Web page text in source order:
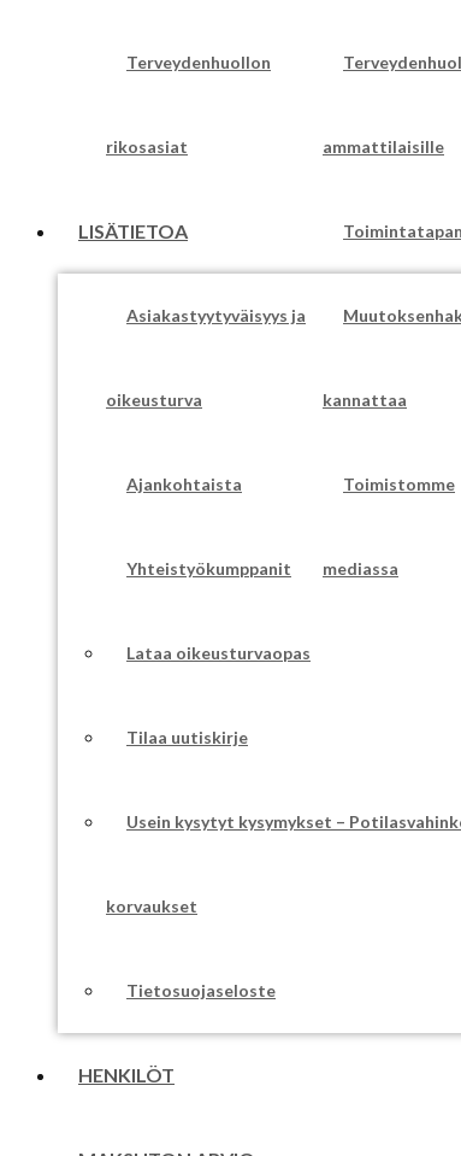
ammattilaisille
Terveydenhuollon
rikosasiat
LISÄTIETOA
Asiakastyytyväisyys ja
oikeusturva kannattaa
Ajankohtaista Toimistomme
mediassa
Yhteistyökumppanit
Lataa oikeusturvaopas
Tilaa uutiskirje
Usein kysytyt kysymykset –
korvaukset
Tietosuojaseloste
HENKILÖT